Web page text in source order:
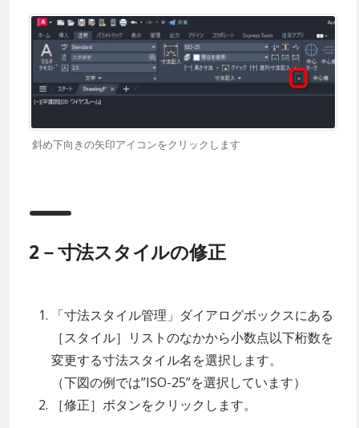
斜め下向きの矢印アイコンをクリックします
2－寸法スタイルの修正
「寸法スタイル管理」ダイアログボックスにある
［スタイル］リストのなかから小数点以下桁数を
変更する寸法スタイル名を選択します。
（下図の例では”ISO-25”を選択しています）
［修正］ボタンをクリックします。